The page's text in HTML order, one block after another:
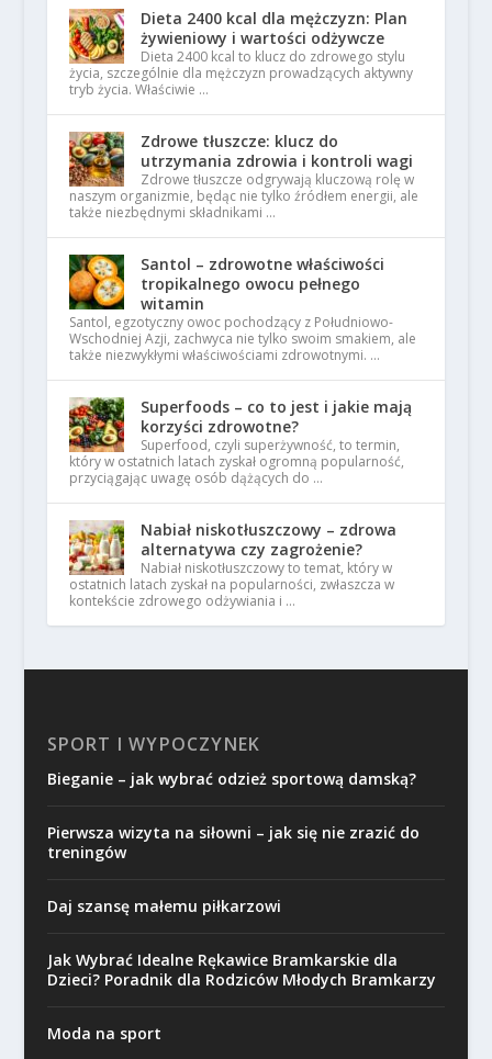
Dieta 2400 kcal dla mężczyzn: Plan
żywieniowy i wartości odżywcze
Dieta 2400 kcal to klucz do zdrowego stylu
życia, szczególnie dla mężczyzn prowadzących aktywny
tryb życia. Właściwie …
Zdrowe tłuszcze: klucz do
utrzymania zdrowia i kontroli wagi
Zdrowe tłuszcze odgrywają kluczową rolę w
naszym organizmie, będąc nie tylko źródłem energii, ale
także niezbędnymi składnikami …
Santol – zdrowotne właściwości
tropikalnego owocu pełnego
witamin
Santol, egzotyczny owoc pochodzący z Południowo-
Wschodniej Azji, zachwyca nie tylko swoim smakiem, ale
także niezwykłymi właściwościami zdrowotnymi. …
Superfoods – co to jest i jakie mają
korzyści zdrowotne?
Superfood, czyli superżywność, to termin,
który w ostatnich latach zyskał ogromną popularność,
przyciągając uwagę osób dążących do …
Nabiał niskotłuszczowy – zdrowa
alternatywa czy zagrożenie?
Nabiał niskotłuszczowy to temat, który w
ostatnich latach zyskał na popularności, zwłaszcza w
kontekście zdrowego odżywiania i …
SPORT I WYPOCZYNEK
Bieganie – jak wybrać odzież sportową damską?
Pierwsza wizyta na siłowni – jak się nie zrazić do
treningów
Daj szansę małemu piłkarzowi
Jak Wybrać Idealne Rękawice Bramkarskie dla
Dzieci? Poradnik dla Rodziców Młodych Bramkarzy
Moda na sport